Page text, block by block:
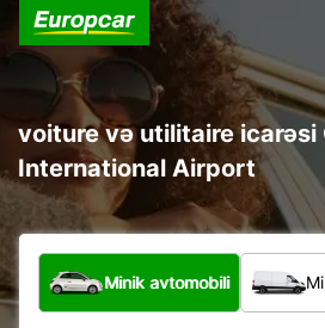
voiture və utilitaire icarəsi
International Airport
Hansı növ nəqliyyat vasitəsi?
Minik avtomobili